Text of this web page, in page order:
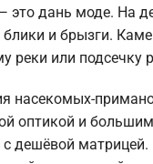
дань моде. На
и брызги.
или подсечку
оптикой и
дешёвой